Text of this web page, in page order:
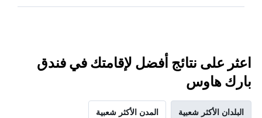
اعثر على نتائج أفضل لإقامتك في فندق
بارك هاوس
البلدان الأكثر شعبية المدن الأكثر شعبية